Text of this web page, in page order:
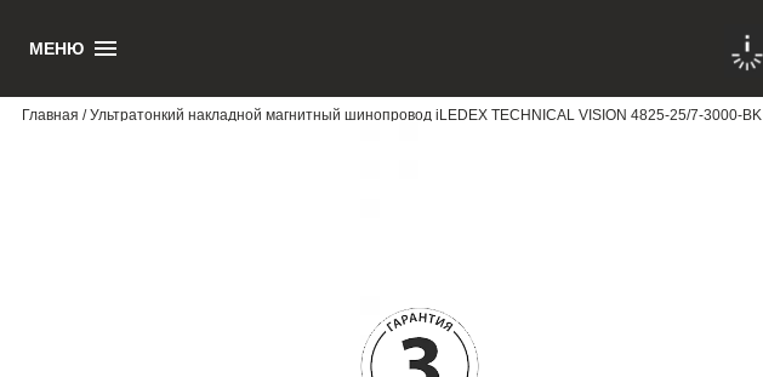
МЕНЮ
Главная / Ультратонкий накладной магнитный шинопровод iLEDEX TECHNICAL VISION 4825-25/7-3000-BK